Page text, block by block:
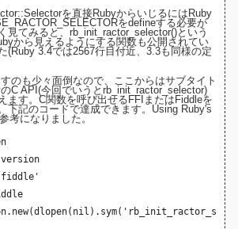
を直接RubyからいじるにはRuby
をdefineする必要が
見てみると、rb_init_ractor_selector()という
から見えるようにする関数も公開されてい
(Ruby 3.4では2567行目付近 、3.3も同様の定
のも少々面倒なので、ここからはサブタイト
C API(今回でいうとrb_init_ractor_selector)
ます。C関数を呼び出せるFFIまたはFiddleを
下記のコードで達成できます。 Using Ruby's
考になりました。